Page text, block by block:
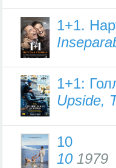
1+1.
1+1:
Upside,
10
101979